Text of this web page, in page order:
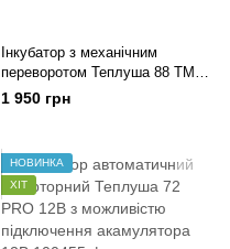
Інкубатор з механічним
переворотом Теплуша 88 ТМВ
Greeny на 88 яєць
1 950 грн
НОВИНКА
ХІТ